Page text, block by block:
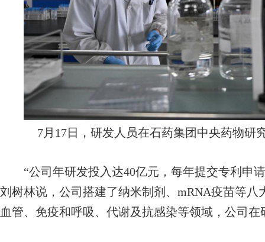
7月17日，研发人员在石药集团中央药物研
“公司年研发投入达40亿元，每年提交专利申请
刘树林说，公司搭建了纳米制剂、mRNA疫苗等
血管、免疫和呼吸、代谢及抗感染等领域，公司在